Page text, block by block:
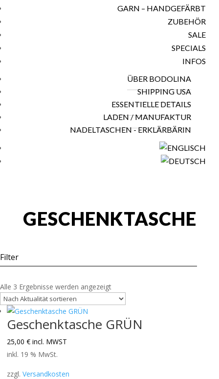
GARN – HANDGEFÄRBT
ZUBEHÖR
SALE
SPECIALS
INFOS
ÜBER BODOLINA
SHIPPING USA
ESSENTIELLE DETAILS
LADEN / MANUFAKTUR
NADELTASCHEN - ERKLÄRBÄRIN
GESCHENKTASCHE
Filter
Alle 3 Ergebnisse werden angezeigtNach
Aktualität
Geschenktasche GRÜN
25,00 € incl. MWST
inkl. 19 % MwSt.
zzgl. Versandkosten